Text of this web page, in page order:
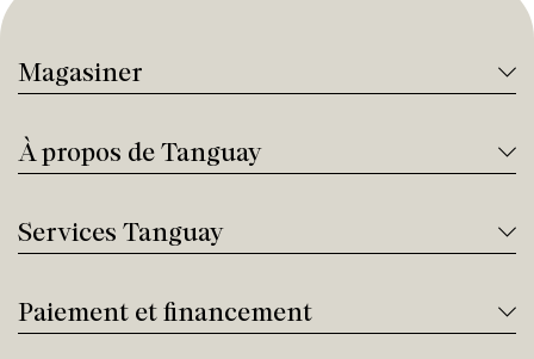
Magasiner
À propos de Tanguay
Services Tanguay
Paiement et financement